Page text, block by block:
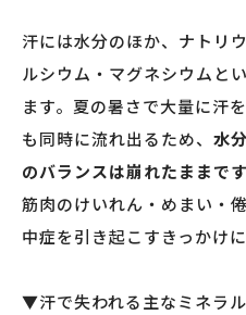
汗には水分のほか、ナトリ
ルシウム・マグネシウムと
ます。夏の暑さで大量に汗
も同時に流れ出るため、 水
のバランスは崩れたままです
筋肉のけいれん・めまい・
中症を引き起こすきっかけ
▼汗で失われる主なミネラ